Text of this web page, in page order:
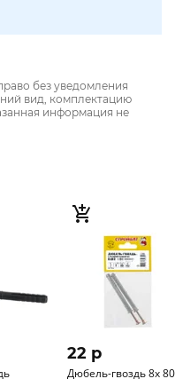
без уведомления
вид, комплектацию
информация не
22 p
Дюбель-гвоздь 8x 80